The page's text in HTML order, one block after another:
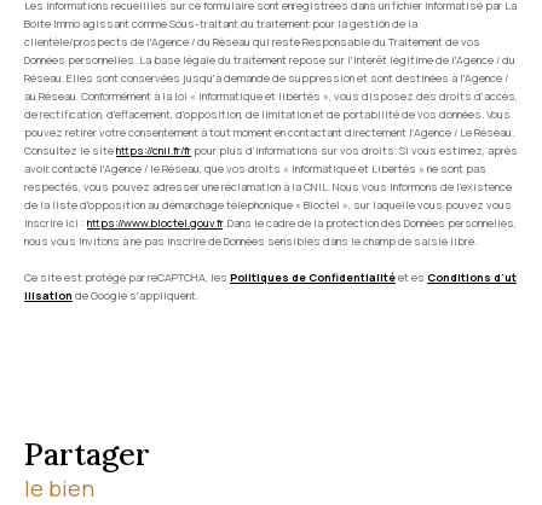
Les informations recueillies sur ce formulaire sont enregistrées dans un fichier informatisé par La
Boite Immo agissant comme Sous-traitant du traitement pour la gestion de la
clientèle/prospects de l'Agence / du Réseau qui reste Responsable du Traitement de vos
Données personnelles. La base légale du traitement repose sur l'intérêt légitime de l'Agence / du
Réseau. Elles sont conservées jusqu'à demande de suppression et sont destinées à l'Agence /
au Réseau. Conformément à la loi « informatique et libertés », vous disposez des droits d’accès,
de rectification, d’effacement, d’opposition, de limitation et de portabilité de vos données. Vous
pouvez retirer votre consentement à tout moment en contactant directement l’Agence / Le Réseau.
Consultez le sitehttps://cnil.fr/fr pour plus d’informations sur vos droits. Si vous estimez, après
avoir contacté l'Agence / le Réseau, que vos droits « Informatique et Libertés » ne sont pas
respectés, vous pouvez adresser une réclamation à la CNIL. Nous vous informons de l’existence
de la liste d'opposition au démarchage téléphonique « Bloctel », sur laquelle vous pouvez vous
inscrire ici : https://www.bloctel.gouv.fr. Dans le cadre de la protection des Données personnelles,
nous vous invitons à ne pas inscrire de Données sensibles dans le champ de saisie libre.
Ce site est protégé par reCAPTCHA, les Politiques de Confidentialitéet es Conditions d'ut
ilisation de Google s'appliquent.
partager
le bien